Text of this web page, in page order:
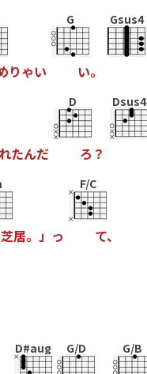
り ゃい
G
い。
Gsus4
れたんだ
D
ろ ？
Dsus4
芝居。 」 っ
F/C
て、
D#aug G/D G/B